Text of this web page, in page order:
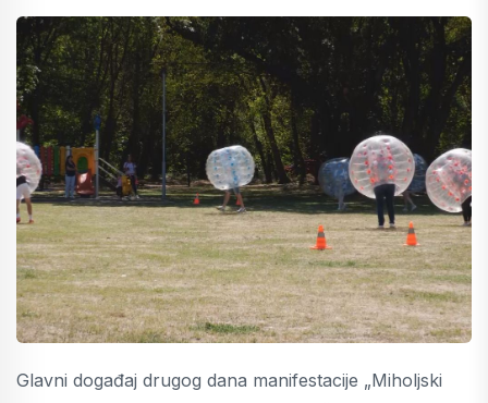
Glavni događaj drugog dana manifestacije „Miholjski